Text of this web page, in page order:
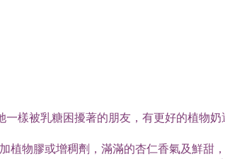
樣被乳糖困擾著的朋友，有更好的植物奶
植物膠或增稠劑，滿滿的杏仁香氣及鮮甜